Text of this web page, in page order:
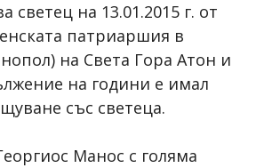
светец на 13.01.2015 г. от
патриаршия в
на Света Гора Атон и
на години е имал
със светеца.
Манос с голяма